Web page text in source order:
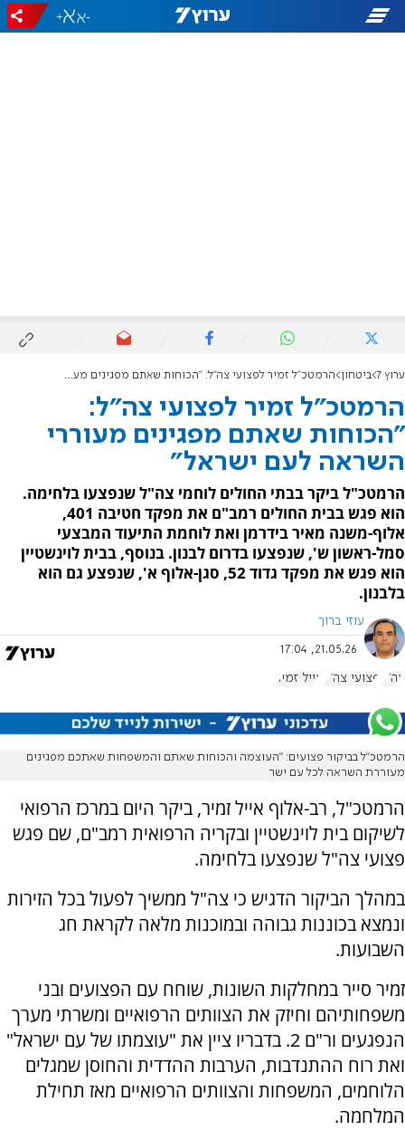
-
+
ערוץ 7 ביטחון הרמטכ"ל זמיר לפצועי צה"ל: "הכוחות שאתם מפגינים מעוררי השראה לעם ישראל"
הרמטכ"ל זמיר לפצועי צה"ל:
"הכוחות שאתם מפגינים מעוררי
השראה לעם ישראל"
הרמטכ"ל ביקר בבתי החולים לוחמי צה"ל שנפצעו בלחימה.
הוא פגש בבית החולים רמב"ם את מפקד חטיבה 401,
אלוף-משנה מאיר בידרמן ואת לוחמת התיעוד המבצעי
סמל-ראשון ש', שנפצעו בדרום לבנון. בנוסף, בבית לוינשטיין
הוא פגש את מפקד גדוד 52, סגן-אלוף א', שנפצע גם הוא
בלבנון.
עוזי ברוך
21.05.26, 17:04
צה"ל פצועי צה"ל אייל זמיר
הרמטכ״ל בביקור פצועים: ״העוצמה והכוחות שאתם והמשפחות שאתכם מפגינים
מעוררת השראה לכל עם ישר
הרמטכ"ל, רב-אלוף אייל זמיר, ביקר היום במרכז הרפואי
לשיקום בית לוינשטיין ובקריה הרפואית רמב"ם, שם פגש
פצועי צה"ל שנפצעו בלחימה.
במהלך הביקור הדגיש כי צה"ל ממשיך לפעול בכל הזירות
ונמצא בכוננות גבוהה ובמוכנות מלאה לקראת חג
השבועות.
זמיר סייר במחלקות השונות, שוחח עם הפצועים ובני
משפחותיהם וחיזק את הצוותים הרפואיים ומשרתי מערך
הנפגעים ור"ם 2. בדבריו ציין את "עוצמתו של עם ישראל"
ואת רוח ההתנדבות, הערבות ההדדית והחוסן שמגלים
הלוחמים, המשפחות והצוותים הרפואיים מאז תחילת
המלחמה.